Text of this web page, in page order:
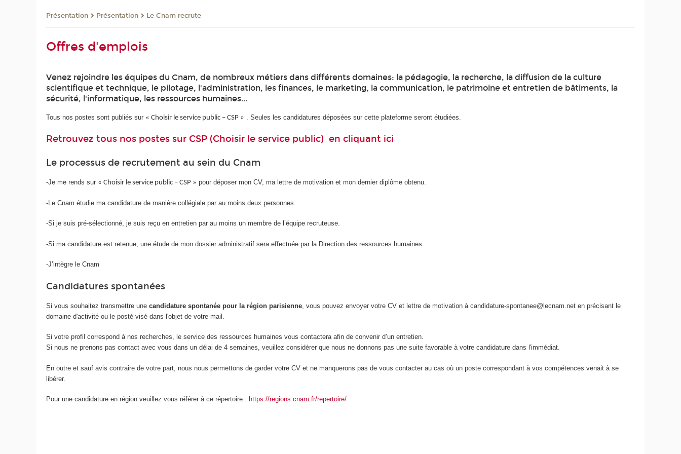
Présentation Présentation Le Cnam recrute
Offres d'emplois
Venez rejoindre les équipes du Cnam, de nombreux métiers dans différents domaines: la pédagogie, la recherche, la diffusion de la culture
scientifique et technique, le pilotage, l'administration, les finances, le marketing, la communication, le patrimoine et entretien de bâtiments, la
sécurité, l'informatique, les ressources humaines...
Tous nos postes sont publiés sur « Choisir le service public – CSP » . Seules les candidatures déposées sur cette plateforme seront étudiées.
Retrouvez tous nos postes sur CSP (Choisir le service public)en cliquant ici
Le processus de recrutement au sein du Cnam
-Je me rends sur « Choisir le service public – CSP » pour déposer mon CV, ma lettre de motivation et mon dernier diplôme obtenu.
-Le Cnam étudie ma candidature de manière collégiale par au moins deux personnes.
-Si je suis pré-sélectionné, je suis reçu en entretien par au moins un membre de l’équipe recruteuse.
-Si ma candidature est retenue, une étude de mon dossier administratif sera effectuée par la Direction des ressources humaines
-J’intègre le Cnam
Candidatures spontanées
Si vous souhaitez transmettre unecandidature spontanée pour la région parisienne , vous pouvez envoyer votre CV et lettre de motivation à candidature-spontanee@lecnam.net en précisant le
domaine d'activité ou le posté visé dans l'objet de votre mail.
Si votre profil correspond à nos recherches, le service des ressources humaines vous contactera afin de convenir d’un entretien.
Si nous ne prenons pas contact avec vous dans un délai de 4 semaines, veuillez considérer que nous ne donnons pas une suite favorable à votre candidature dans l'immédiat.
En outre et sauf avis contraire de votre part, nous nous permettons de garder votre CV et ne manquerons pas de vous contacter au cas où un poste correspondant à vos compétences venait à se
libérer.
Pour une candidature en région veuillez vous référer à ce répertoire : https://regions.cnam.fr/repertoire/